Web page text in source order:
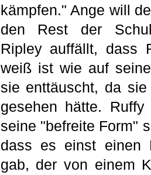
kämpfen." Ange will
den Rest der
Ripley auffällt, dass
weiß ist wie auf
sie enttäuscht, da
gesehen hätte.
seine "befreite Form"
dass es einst einen
gab, der von einem